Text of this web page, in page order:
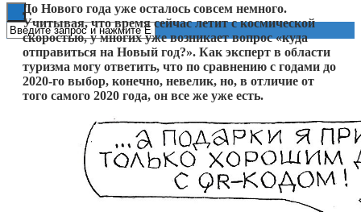
До Нового года уже осталось совсем немного.
Учитывая, что время сейчас летит с космической
скоростью, у многих уже возникает вопрос «куда
отправиться на Новый год?». Как эксперт в области
туризма могу ответить, что по сравнению с годами до
2020-го выбор, конечно, невелик, но, в отличие от
того самого 2020 года, он все же уже есть.